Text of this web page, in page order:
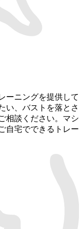
ーニングを提供して
い、バストを落とさ
相談ください。マシ
自宅でできるトレー